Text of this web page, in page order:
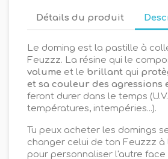
Détails du produit
Le doming est la pastille à
Feuzzz. La résine qui le
volume et le brillant qui
et sa couleur des agressions
feront durer dans le temps
températures, intempéries...).
Tu peux acheter les domings
changer celui de ton Feuzzz à
pour personnaliser l'autre